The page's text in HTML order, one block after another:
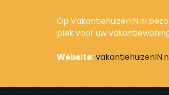
Op VakantiehuizenIN.nl
plek voor uw
Website: